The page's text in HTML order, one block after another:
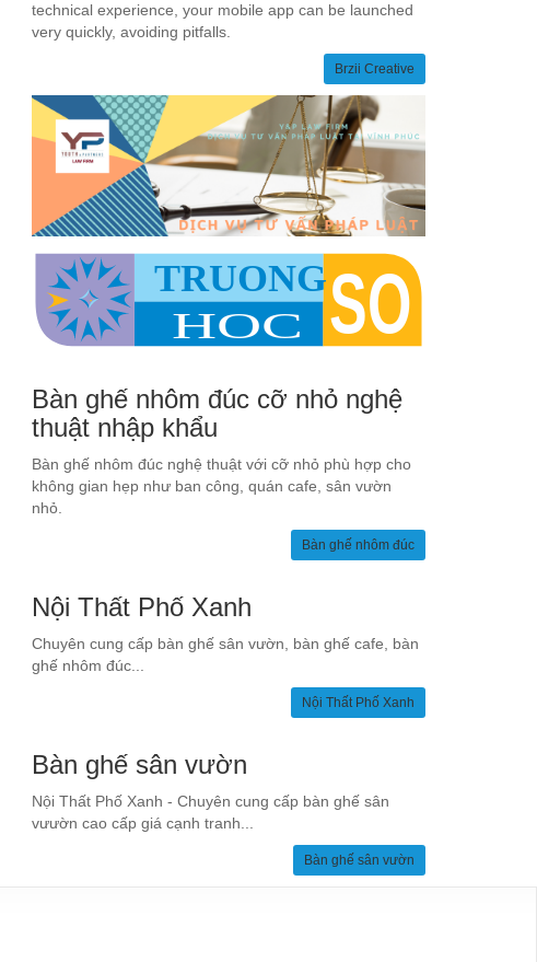
technical experience, your mobile app can be launched
very quickly, avoiding pitfalls.
Brzii Creative
Bàn ghế nhôm đúc cỡ nhỏ nghệ
thuật nhập khẩu
Bàn ghế nhôm đúc nghệ thuật với cỡ nhỏ phù hợp cho
không gian hẹp như ban công, quán cafe, sân vườn
nhỏ.
Bàn ghế nhôm đúc
Nội Thất Phố Xanh
Chuyên cung cấp bàn ghế sân vườn, bàn ghế cafe, bàn
ghế nhôm đúc...
Nội Thất Phố Xanh
Bàn ghế sân vườn
Nội Thất Phố Xanh - Chuyên cung cấp bàn ghế sân
vưườn cao cấp giá cạnh tranh...
Bàn ghế sân vườn